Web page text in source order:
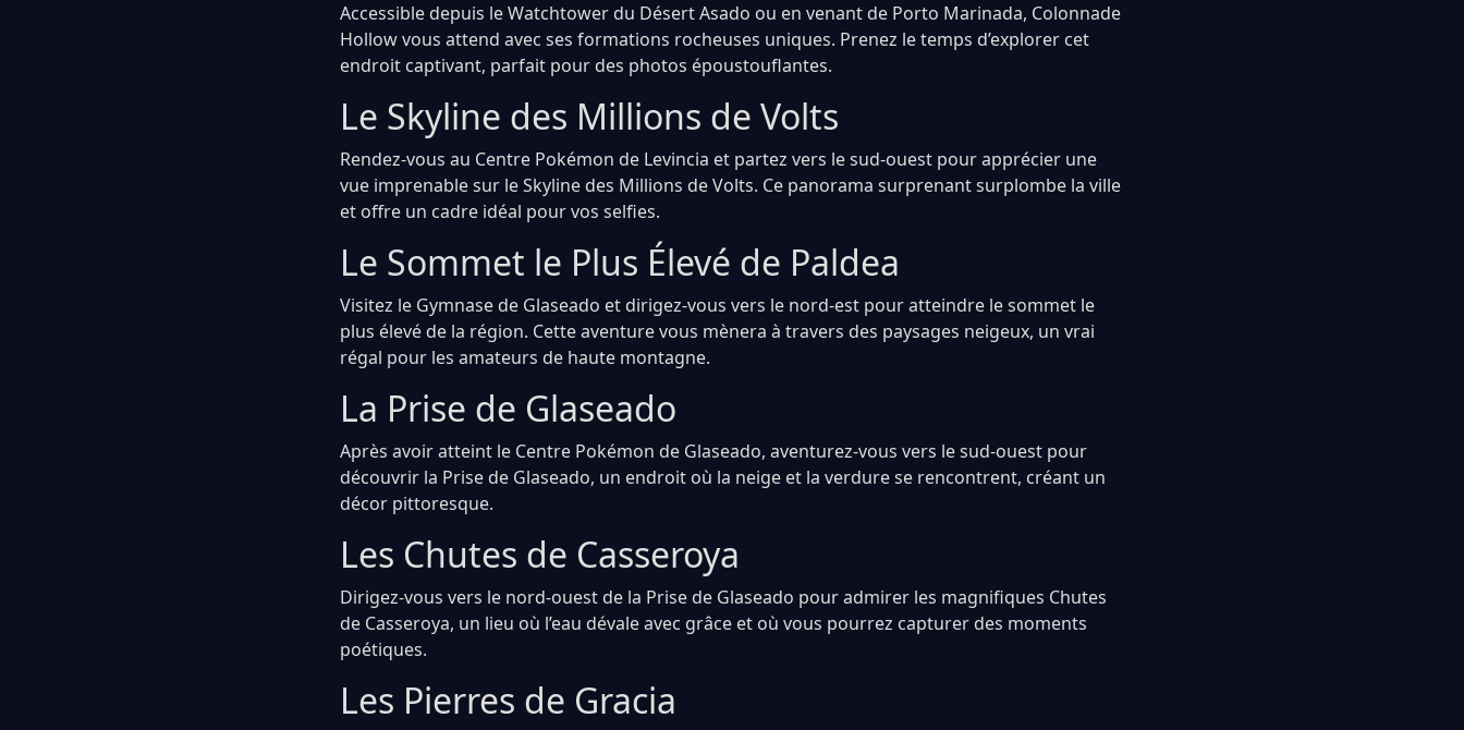
Accessible depuis le Watchtower du Désert Asado ou en venant de Porto Marinada, Colonnade
Hollow vous attend avec ses formations rocheuses uniques. Prenez le temps d’explorer cet
endroit captivant, parfait pour des photos époustouflantes.
Le Skyline des Millions de Volts
Rendez-vous au Centre Pokémon de Levincia et partez vers le sud-ouest pour apprécier une
vue imprenable sur le Skyline des Millions de Volts. Ce panorama surprenant surplombe la ville
et offre un cadre idéal pour vos selfies.
Le Sommet le Plus Élevé de Paldea
Visitez le Gymnase de Glaseado et dirigez-vous vers le nord-est pour atteindre le sommet le
plus élevé de la région. Cette aventure vous mènera à travers des paysages neigeux, un vrai
régal pour les amateurs de haute montagne.
La Prise de Glaseado
Après avoir atteint le Centre Pokémon de Glaseado, aventurez-vous vers le sud-ouest pour
découvrir la Prise de Glaseado, un endroit où la neige et la verdure se rencontrent, créant un
décor pittoresque.
Les Chutes de Casseroya
Dirigez-vous vers le nord-ouest de la Prise de Glaseado pour admirer les magnifiques Chutes
de Casseroya, un lieu où l’eau dévale avec grâce et où vous pourrez capturer des moments
poétiques.
Les Pierres de Gracia